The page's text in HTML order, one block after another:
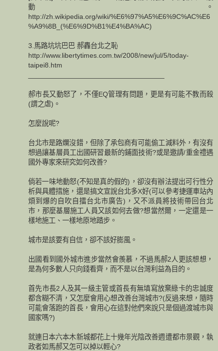
動。
http://zh.wikipedia.org/wiki/%E6%97%A5%E6%9C%AC%E6
%A9%8B_(%E6%9D%B1%E4%BA%AC)
3.馬路坑坑巴巴 郝轟台北之恥
http://www.libertytimes.com.tw/2008/new/jul/5/today-
taipei8.htm
郝市長又動怒了，不僅EQ管理有問題，更是有可能不教而殺
(謂之虐)。
怎麼說呢?
台北市是路爛沒錯，但除了承包商有可能偷工減料外，有沒有
想過讓基層員工出國研習最新的鋪面技術?或是邀請/重金禮遇
國外專家來研究如何改善?
倘若一味地動怒(不知是真的假的)，卻沒有辦法提出可行性分
析與具體措施，還是搞文宣說台北多X好(可以參考捷運車站內
煩到爆的自吹自擂台北市廣告)，又不派員將技術帶回台北
市，那麼基層施工人員又該如何去做?想當然爾，一定還是一
樣地施工、一樣地原地踏步。
城市是該要有自信，卻不該好膨風。
出國看到國外城市進步當然會羨慕，不過馬郝2人更該想想，
是為何多數人只向錢看齊，而不是以台灣利益為目的。
首先市長2人及其一級主管或首長有無填寫放棄綠卡的忠誠度
都含糊不清，又怎麼會用心想改善台灣城市?(反過來想，隨時
可能會落跑的首長，會用心在這對他們來說只是個過渡城市與
國家嗎?)
就連日本六本木新城都花上十幾年光陰改善週遭都市景觀，執
政者如馬郝又怎可以掉以輕心?